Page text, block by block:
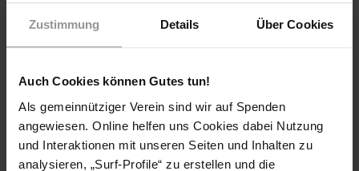
Zustimmung Details Über Cookies
Auch Cookies können Gutes tun!
Als gemeinnütziger Verein sind wir auf Spenden
angewiesen. Online helfen uns Cookies dabei Nutzung
und Interaktionen mit unseren Seiten und Inhalten zu
analysieren, „Surf-Profile“ zu erstellen und die
Bleib informiert
Header
Text
Abonniere den Amnesty-Newsletter und mach dich
für die Menschenrechte stark!
Vorname